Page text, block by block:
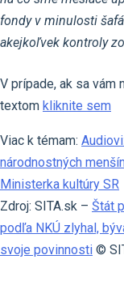
fondy v minulosti
akejkoľvek kontroly
V prípade, ak sa
textom kliknite sem
Viac k témam:
národnostných
Ministerka kultúry SR
Zdroj: SITA.sk – Štát
podľa NKÚ zlyhal,
svoje povinnosti ©